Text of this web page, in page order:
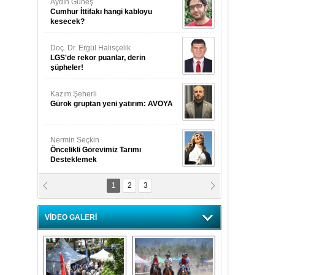
Aydın Güneş
Cumhur İttifakı hangi kabloyu
kesecek?
Doç. Dr. Ergül Halisçelik
LGS'de rekor puanlar, derin
şüpheler!
Kazım Şeherli
Gürok gruptan yeni yatırım: AVOYA
Nermin Seçkin
Öncelikli Görevimiz Tarımı
Desteklemek
Nilüfer Menekli Buzcular
Siz Hiç Kelebeklerin Sesini
Duydunuz Mu?
1 2 3
VİDEO GALERİ